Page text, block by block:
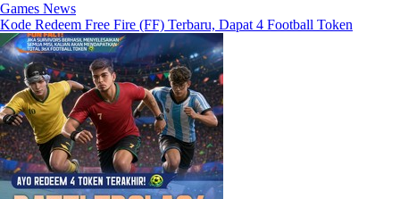
Games News
Kode Redeem Free Fire (FF) Terbaru, Dapat 4 Football Token